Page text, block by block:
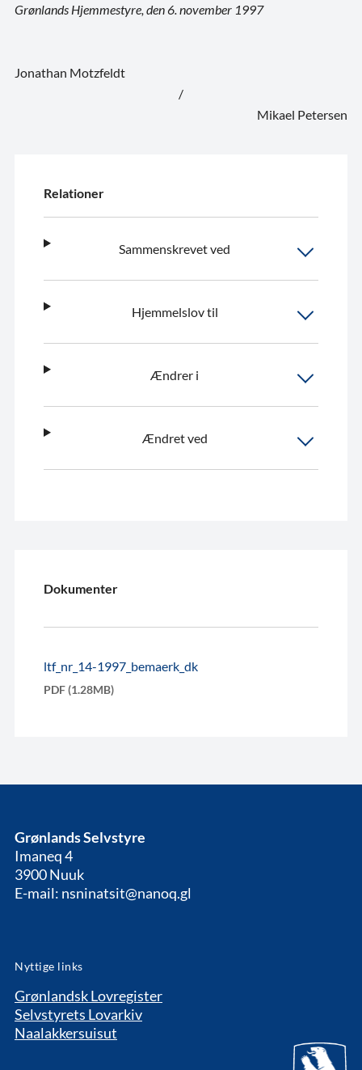
Grønlands Hjemmestyre, den 6. november 1997
Jonathan Motzfeldt
/
Mikael Petersen
Relationer
Sammenskrevet ved
Hjemmelslov til
Ændrer i
Ændret ved
Dokumenter
ltf_nr_14-1997_bemaerk_dk
PDF (1.28MB)
Grønlands Selvstyre
Imaneq 4
3900 Nuuk
E-mail: nsninatsit@nanoq.gl
Nyttige links
Grønlandsk Lovregister
Selvstyrets Lovarkiv
Naalakkersuisut